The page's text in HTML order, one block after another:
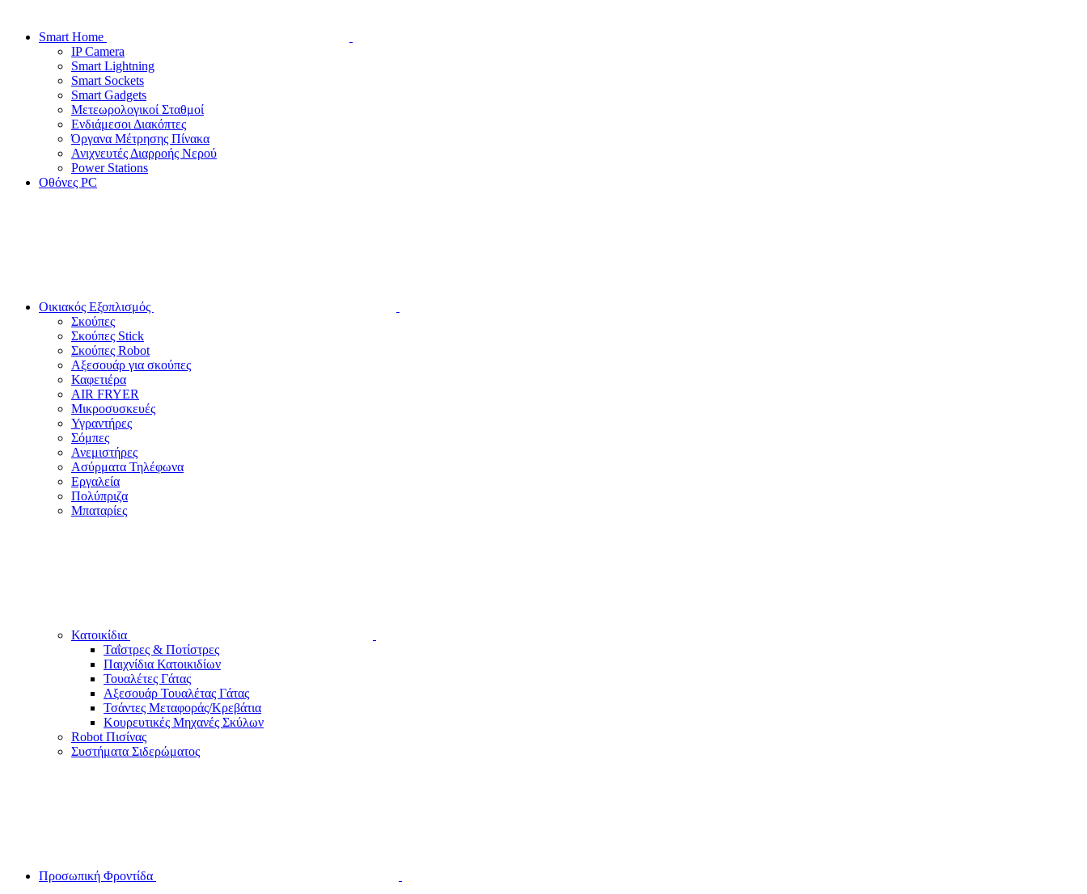
Smart Home
IP Camera
Smart Lightning
Smart Sockets
Smart Gadgets
Μετεωρολογικοί Σταθμοί
Ενδιάμεσοι Διακόπτες
Όργανα Μέτρησης Πίνακα
Ανιχνευτές Διαρροής Νερού
Power Stations
Οθόνες PC
Οικιακός Εξοπλισμός
Σκούπες
Σκούπες Stick
Σκούπες Robot
Αξεσουάρ για σκούπες
Καφετιέρα
AIR FRYER
Μικροσυσκευές
Υγραντήρες
Σόμπες
Ανεμιστήρες
Ασύρματα Τηλέφωνα
Εργαλεία
Πολύπριζα
Μπαταρίες
Κατοικίδια
Ταΐστρες & Ποτίστρες
Παιχνίδια Κατοικιδίων
Τουαλέτες Γάτας
Αξεσουάρ Τουαλέτας Γάτας
Τσάντες Μεταφοράς/Κρεβάτια
Κουρευτικές Μηχανές Σκύλων
Robot Πισίνας
Συστήματα Σιδερώματος
Προσωπική Φροντίδα